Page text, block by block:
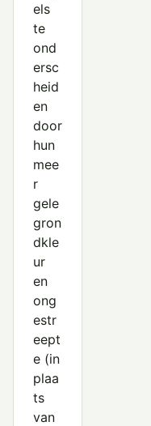
els
te
ond
ersc
heid
en
door
hun
mee
r
gele
gron
dkle
ur
en
ong
estr
eept
e (in
plaa
ts
van